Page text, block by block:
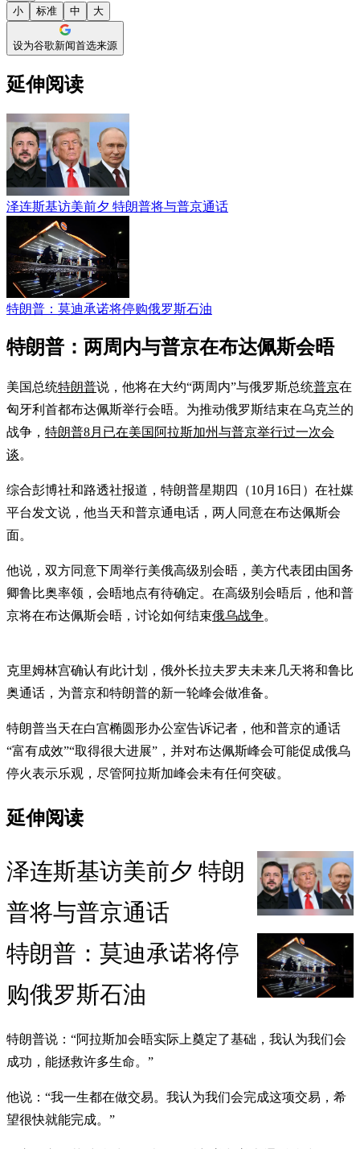
小 标准 中 大
设为谷歌新闻首选来源
延伸阅读
泽连斯基访美前夕 特朗普将与普京通话
特朗普：莫迪承诺将停购俄罗斯石油
特朗普：两周内与普京在布达佩斯会晤
美国总统特朗普说，他将在大约“两周内”与俄罗斯总统普京在
匈牙利首都布达佩斯举行会晤。为推动俄罗斯结束在乌克兰的
战争， 特朗普8月已在美国阿拉斯加州与普京举行过一次会
谈。
综合彭博社和路透社报道，特朗普星期四（10月16日）在社媒
平台发文说，他当天和普京通电话，两人同意在布达佩斯会
面。
他说，双方同意下周举行美俄高级别会晤，美方代表团由国务
卿鲁比奥率领，会晤地点有待确定。在高级别会晤后，他和普
京将在布达佩斯会晤，讨论如何结束俄乌战争。
克里姆林宫确认有此计划，俄外长拉夫罗夫未来几天将和鲁比
奥通话，为普京和特朗普的新一轮峰会做准备。
特朗普当天在白宫椭圆形办公室告诉记者，他和普京的通话
“富有成效”“取得很大进展”，并对布达佩斯峰会可能促成俄乌
停火表示乐观，尽管阿拉斯加峰会未有任何突破。
延伸阅读
泽连斯基访美前夕 特朗
普将与普京通话
特朗普：莫迪承诺将停
购俄罗斯石油
特朗普说：“阿拉斯加会晤实际上奠定了基础，我认为我们会
成功，能拯救许多生命。”
他说：“我一生都在做交易。我认为我们会完成这项交易，希
望很快就能完成。”